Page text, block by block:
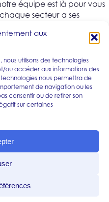
aux
nous utilisons des technologies
ou accéder aux informations des
nous permettra de
de navigation ou les
consentir ou de retirer son
sur certaines
équipe est là pour vous
secteur a ses
offrons des services
domaines, y compris
conseil, droit,
pour lessites e-commerce
s’étend également aux
et formation, enB2B et
, enmode et beauté, en
qu’auxsites de luxe
et construction
, bénéficiez
adaptée à votre
que votre site WordPress
son plein potentiel.